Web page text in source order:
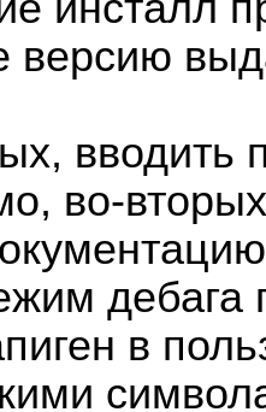
версию
вводить
во-
дебага
в